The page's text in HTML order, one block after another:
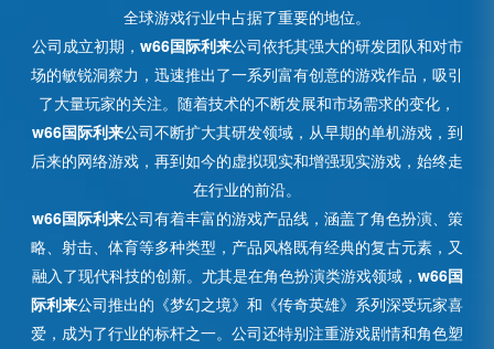
全球游戏行业中占据了重要的地位。
公司成立初期， w66国际利来公司依托其强大的研发团队和对市
场的敏锐洞察力，迅速推出了一系列富有创意的游戏作品，吸引
了大量玩家的关注。随着技术的不断发展和市场需求的变化，
w66国际利来公司不断扩大其研发领域，从早期的单机游戏，到
后来的网络游戏，再到如今的虚拟现实和增强现实游戏，始终走
在行业的前沿。
w66国际利来公司有着丰富的游戏产品线，涵盖了角色扮演、策
略、射击、体育等多种类型，产品风格既有经典的复古元素，又
融入了现代科技的创新。尤其是在角色扮演类游戏领域， w66国
际利来公司推出的《梦幻之境》和《传奇英雄》系列深受玩家喜
爱，成为了行业的标杆之一。公司还特别注重游戏剧情和角色塑